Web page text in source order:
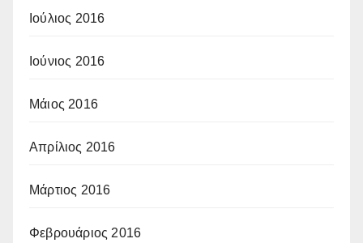
Ιούλιος 2016
Ιούνιος 2016
Μάιος 2016
Απρίλιος 2016
Μάρτιος 2016
Φεβρουάριος 2016